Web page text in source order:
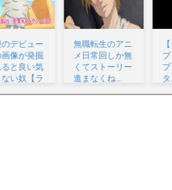
無職転生のアニ
メ日常回しか無
くてストーリー
進まなくね...
【ラブライ
ブ！】ラブライ
ブシリーズカス
タムグッズ決